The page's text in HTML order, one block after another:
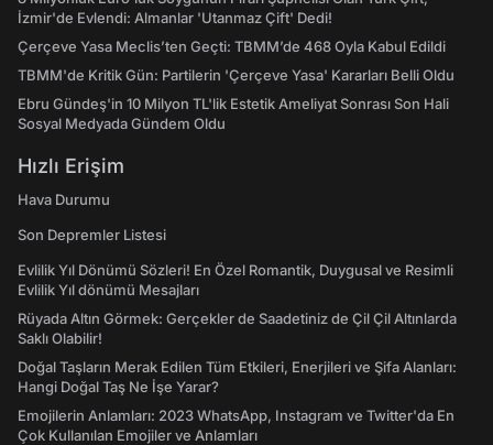
İzmir'de Evlendi: Almanlar 'Utanmaz Çift' Dedi!
Çerçeve Yasa Meclis’ten Geçti: TBMM’de 468 Oyla Kabul Edildi
TBMM'de Kritik Gün: Partilerin 'Çerçeve Yasa' Kararları Belli Oldu
Ebru Gündeş'in 10 Milyon TL'lik Estetik Ameliyat Sonrası Son Hali
Sosyal Medyada Gündem Oldu
Hızlı Erişim
Hava Durumu
Son Depremler Listesi
Evlilik Yıl Dönümü Sözleri! En Özel Romantik, Duygusal ve Resimli
Evlilik Yıl dönümü Mesajları
Rüyada Altın Görmek: Gerçekler de Saadetiniz de Çil Çil Altınlarda
Saklı Olabilir!
Doğal Taşların Merak Edilen Tüm Etkileri, Enerjileri ve Şifa Alanları:
Hangi Doğal Taş Ne İşe Yarar?
Emojilerin Anlamları: 2023 WhatsApp, Instagram ve Twitter'da En
Çok Kullanılan Emojiler ve Anlamları